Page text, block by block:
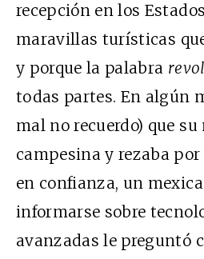
recepción en los
maravillas turísticas
y porque la palabra
todas partes. En algún
mal no recuerdo) que su
campesina y rezaba por
en confianza, un
informarse sobre
avanzadas le preguntó